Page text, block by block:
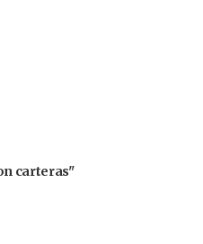
carteras"